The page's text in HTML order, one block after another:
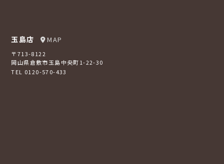
玉島店 MAP
〒713-8122
岡山県倉敷市玉島中央町1-22-30
TEL 0120-570-433